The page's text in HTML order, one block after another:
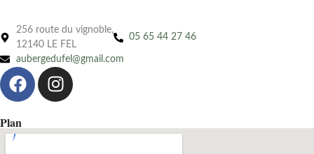
256 route du vignoble,
12140 LE FEL
05 65 44 27 46
aubergedufel@gmail.com
Plan